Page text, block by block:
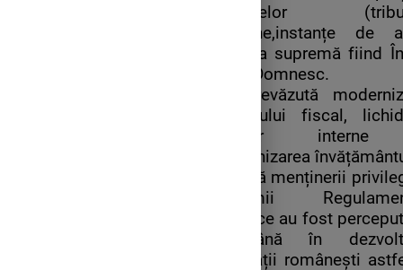
instanțelor
județene,instanțe de
instanța supremă fiind
Divan Domnesc.
Era prevăzută
sistemului fiscal,
vămilor
modernizarea
Datorită menținerii
boierimii
Organice au fost
o frână în
societății românești